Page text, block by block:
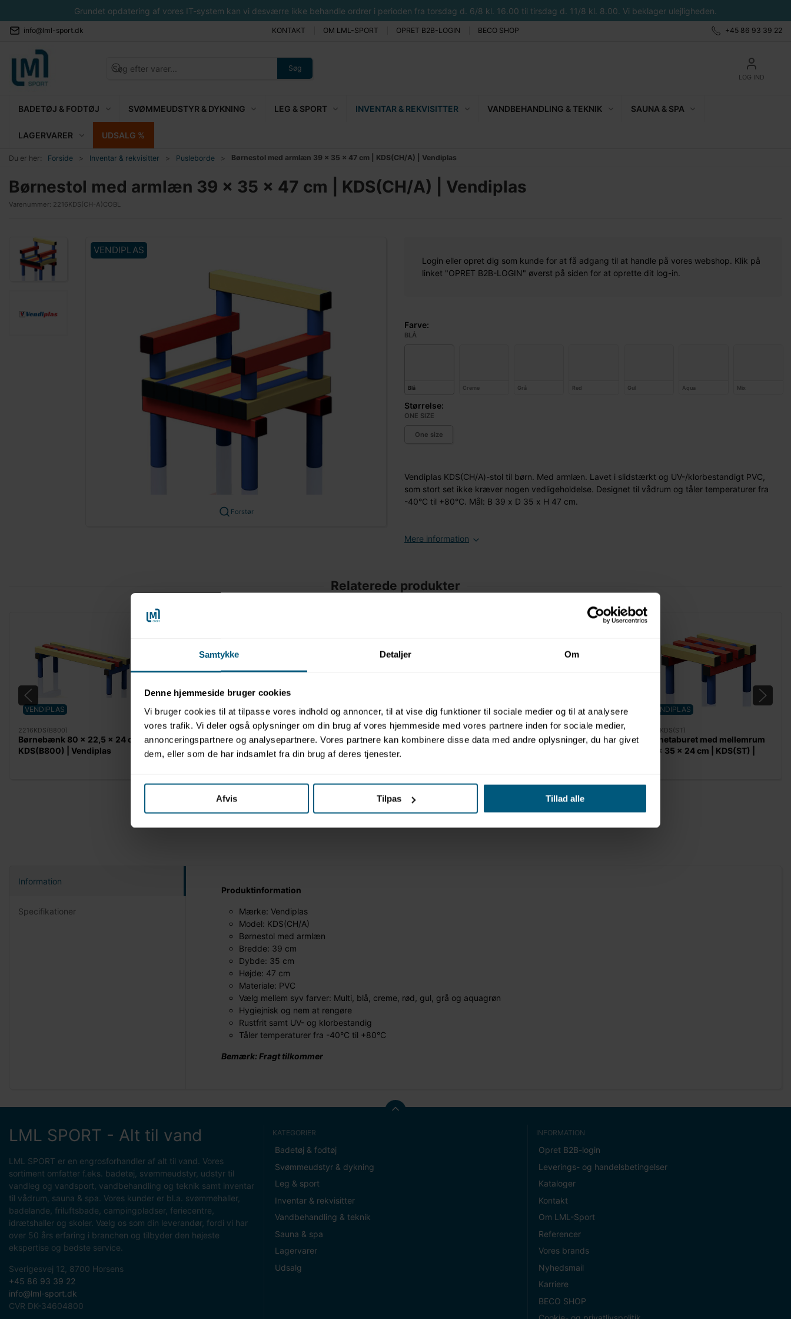
Samtykke Detaljer Om
Denne hjemmeside bruger cookies
Vi bruger cookies til at tilpasse vores indhold og annoncer, til at vise dig funktioner til sociale medier og til at analysere
vores trafik. Vi deler også oplysninger om din brug af vores hjemmeside med vores partnere inden for sociale medier,
annonceringspartnere og analysepartnere. Vores partnere kan kombinere disse data med andre oplysninger, du har givet
dem, eller som de har indsamlet fra din brug af deres tjenester.
Afvis Tilpas Tillad alle
Grundet opdatering af vores IT-system kan vi desværre ikke behandle ordrer i perioden fra torsdag d. 6/8 kl. 16.00 til tirsdag d. 11/8 kl. 8.00. Vi beklager ulejligheden.
info@lml-sport.dk KONTAKT OM LML-SPORT OPRET B2B-LOGIN BECO SHOP +45 86 93 39 22
Søg
LOG IND
BADETØJ & FODTØJ SVØMMEUDSTYR & DYKNING LEG & SPORT INVENTAR & REKVISITTER VANDBEHANDLING & TEKNIK SAUNA & SPA
LAGERVARER UDSALG %
Du er her: Forside Inventar & rekvisitter Pusleborde Børnestol med armlæn 39 x 35 x 47 cm | KDS(CH/A) | Vendiplas
Børnestol med armlæn 39 x 35 x 47 cm | KDS(CH/A) | Vendiplas
Varenummer: 2216KDS(CH-A)COBL
VENDIPLAS
Forstør
Login eller opret dig som kunde for at få adgang til at handle på vores webshop. Klik på
linket "OPRET B2B-LOGIN" øverst på siden for at oprette dit log-in.
Farve:
BLÅ
Blå Creme Grå Red Gul Aqua Mix
Størrelse:
ONE SIZE
One size
Vendiplas KDS(CH/A)-stol til børn. Med armlæn. Lavet i slidstærkt og UV-/klorbestandigt PVC,
som stort set ikke kræver nogen vedligeholdelse. Designet til vådrum og tåler temperaturer fra
-40°C til +80°C. Mål: B 39 x D 35 x H 47 cm.
Mere information
Relaterede produkter
VENDIPLAS
2216KDS(B800)
Børnebænk 80 x 22,5 x 24 cm |
KDS(B800) | Vendiplas
VENDIPLAS
2216KDS(B1500)
Børnebænk 150 x 22,5 x 24 cm
| KDS(B1500) | Vendiplas
VENDIPLAS
2216KDS(B-A)
Børnebænk med ryglæn 80 x
35,5 x 47 cm | KDS(B/A) |
Vendiplas
VENDIPLAS
2216KDS(ST-A)
Børnetaburet uden mellemrum
VENDIPLAS
2216KDS(ST)
Børnetaburet med mellemrum
35 x 35 x 24 cm | KDS(ST) |
Information
Specifikationer
Produktinformation
Mærke: Vendiplas
Model: KDS(CH/A)
Børnestol med armlæn
Bredde: 39 cm
Dybde: 35 cm
Højde: 47 cm
Materiale: PVC
Vælg mellem syv farver: Multi, blå, creme, rød, gul, grå og aquagrøn
Hygiejnisk og nem at rengøre
Rustfrit samt UV- og klorbestandig
Tåler temperaturer fra -40°C til +80°C
Bemærk: Fragt tilkommer
LML SPORT - Alt til vand
LML SPORT er en engrosforhandler af alt til vand. Vores
sortiment omfatter f.eks. badetøj, svømmeudstyr, udstyr til
vandleg og vandsport, vandbehandling og teknik samt inventar
til vådrum, sauna & spa. Vores kunder er bl.a. svømmehaller,
badelande, friluftsbade, campingpladser, feriecentre,
idrætshaller og skoler. Vælg os som din leverandør, fordi vi har
over 50 års erfaring i branchen og tilbyder den højeste
ekspertise og bedste service.
Sverigesvej 12, 8700 Horsens
+45 86 93 39 22
info@lml-sport.dk
CVR DK-34604800
KATEGORIER
Badetøj & fodtøj
Svømmeudstyr & dykning
Leg & sport
Inventar & rekvisitter
Vandbehandling & teknik
Sauna & spa
Lagervarer
Udsalg
INFORMATION
Opret B2B-login
Leverings- og handelsbetingelser
Kataloger
Kontakt
Om LML-Sport
Referencer
Vores brands
Nyhedsmail
Karriere
BECO SHOP